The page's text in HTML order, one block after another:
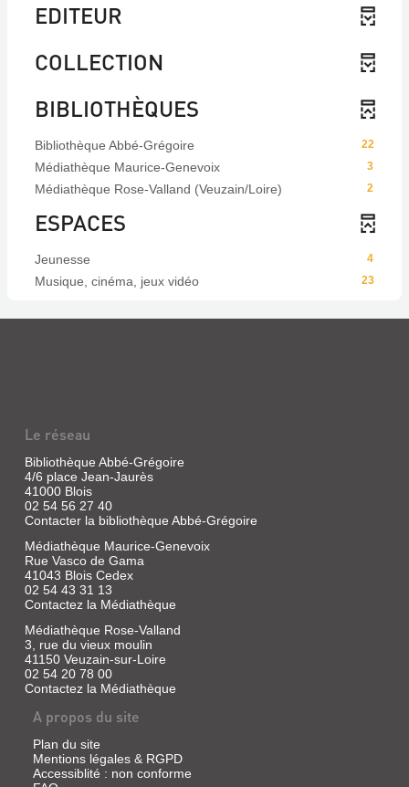
EDITEUR
COLLECTION
BIBLIOTHÈQUES
22
Bibliothèque Abbé-Grégoire
3
Médiathèque Maurice-Genevoix
2
Médiathèque Rose-Valland (Veuzain/Loire)
ESPACES
4
Jeunesse
23
Musique, cinéma, jeux vidéo
Le réseau
Bibliothèque Abbé-Grégoire
4/6 place Jean-Jaurès
41000 Blois
02 54 56 27 40
Contacter la bibliothèque Abbé-Grégoire
Médiathèque Maurice-Genevoix
Rue Vasco de Gama
41043 Blois Cedex
02 54 43 31 13
Contactez la Médiathèque
Médiathèque Rose-Valland
3, rue du vieux moulin
41150 Veuzain-sur-Loire
02 54 20 78 00
Contactez la Médiathèque
A propos du site
Plan du site
Mentions légales & RGPD
Accessiblité : non conforme